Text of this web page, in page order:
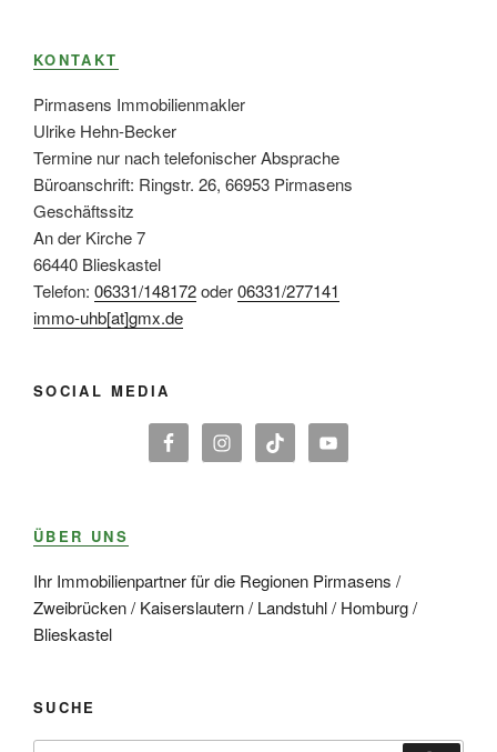
KONTAKT
Pirmasens Immobilienmakler
Ulrike Hehn-Becker
Termine nur nach telefonischer Absprache
Büroanschrift: Ringstr. 26, 66953 Pirmasens
Geschäftssitz
An der Kirche 7
66440 Blieskastel
Telefon: 06331/148172oder06331/277141
immo-uhb[at]gmx.de
SOCIAL MEDIA
ÜBER UNS
Ihr Immobilienpartner für die Regionen Pirmasens /
Zweibrücken / Kaiserslautern / Landstuhl / Homburg /
Blieskastel
SUCHE